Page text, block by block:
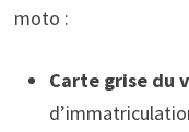
moto :
Carte grise du